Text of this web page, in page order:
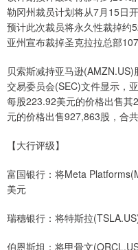
勒冈州裁员计划将从7月15日
预计此次裁员将永久性裁掉约
亚州宣布裁掉圣克拉拉总部107
贝索斯减持亚马逊
交易委员会(SEC)文件显示，
每股223.92美元的价格出售
元的价格出售927,863股，合
【大行评级】
富国银行：将Meta
美元
瑞穗银行：将特斯拉
伯恩斯坦：将甲骨文